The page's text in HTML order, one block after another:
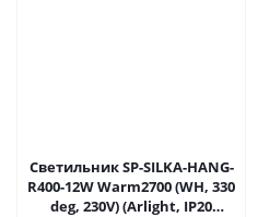
Светильник SP-SILKA-HANG-
R400-12W Warm2700 (WH, 330
deg, 230V) (Arlight, IP20